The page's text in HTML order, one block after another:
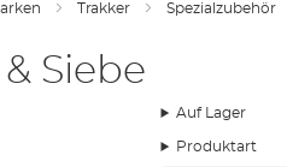
Trakker Spezialzubehör
Siebe
Auf Lager
Produktart